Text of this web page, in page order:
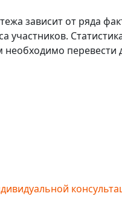
зависит от ряда
необходимо